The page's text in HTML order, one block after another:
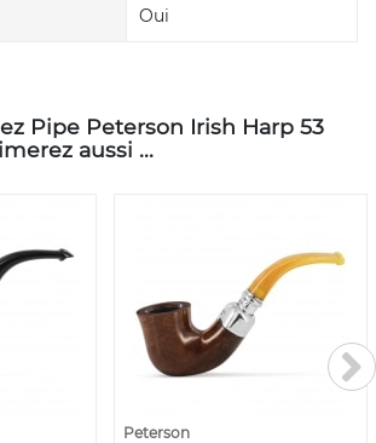
Oui
Pipe Peterson Irish Harp 53
aussi ...
Peterson